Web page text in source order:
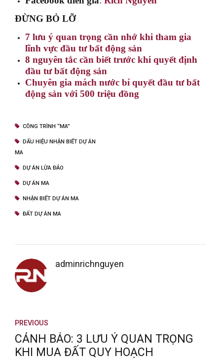
ĐỪNG BỎ LỠ
7 lưu ý quan trọng cần nhớ khi tham gia
lĩnh vực đầu tư bất động sản
8 nguyên tắc cần biết trước khi quyết định
đầu tư bất động sản
Chuyên gia mách nước bí quyết đầu tư bất
động sản với 500 triệu đồng
CÔNG TRÌNH “MA”
DẤU HIỆU NHẬN BIẾT DỰ ÁN
MA
DỰ ÁN LỪA ĐẢO
DỰ ÁN MA
NHẬN BIẾT DỰ ÁN MA
ĐẤT DỰ ÁN MA
adminrichnguyen
PREVIOUS
CẢNH BÁO: 3 LƯU Ý QUAN TRỌNG
KHI MUA ĐẤT QUY HOẠCH